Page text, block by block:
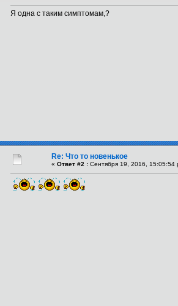
Я одна с таким симптомам,?
Re: Что то новенькое
« Ответ #2 : Сентября 19, 2016, 15:05:54